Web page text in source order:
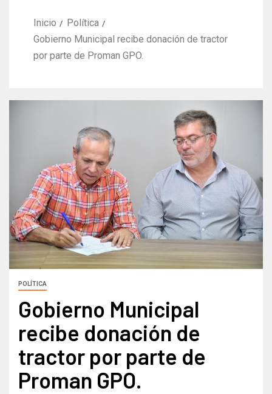
Inicio
Política
Gobierno Municipal recibe donación de tractor
por parte de Proman GPO.
POLÍTICA
Gobierno Municipal
recibe donación de
tractor por parte de
Proman GPO.